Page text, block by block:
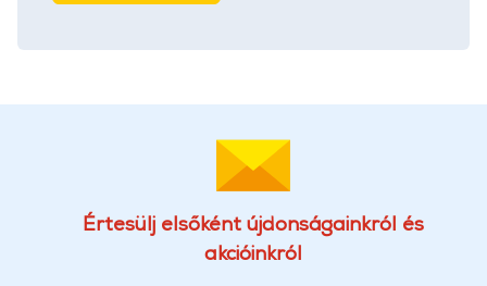
Értesülj elsőként újdonságainkról és
akcióinkról